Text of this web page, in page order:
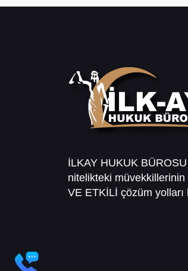
İLKAY HUKUK
nitelikteki müvekkillerinin
VE ETKİLİ çözüm yolları